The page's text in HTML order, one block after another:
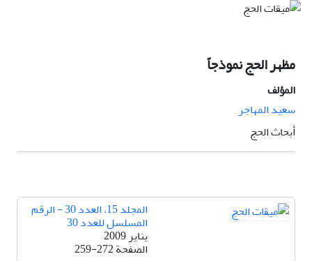
مظهر الحج نموذجاً
المؤلف
سعيد المهاجر
أبحاث الحج
المجلد 15، العدد 30 - الرقم
المسلسل للعدد 30
يناير 2009
الصفحة259-272